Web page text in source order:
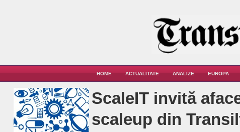
HOME ACTUALITATE ANALIZE EUROPA
ScaleIT invită
scaleup din